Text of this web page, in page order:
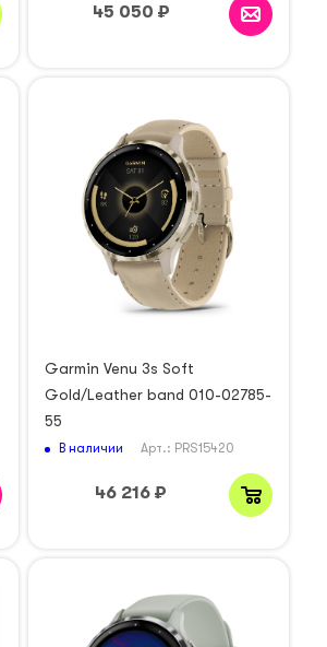
45 050 ₽
Garmin Venu 3s Soft
Gold/Leather band 010-02785-
55
В наличии Арт.: PRS15420
46 216 ₽